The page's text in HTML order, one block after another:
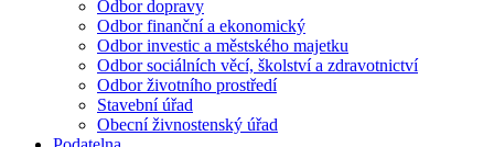
Odbor dopravy
Odbor finanční a ekonomický
Odbor investic a městského majetku
Odbor sociálních věcí, školství a zdravotnictví
Odbor životního prostředí
Stavební úřad
Obecní živnostenský úřad